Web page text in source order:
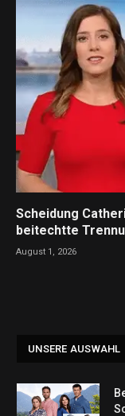
Scheidung
beitechtte
August 1, 2026
UNSERE AUSWAHL